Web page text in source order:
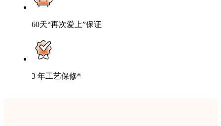
60天“再次爱上”保证
3 年工艺保修*